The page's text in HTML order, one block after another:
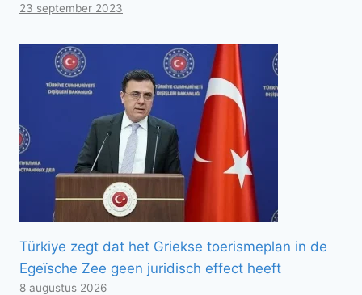
23 september 2023
Türkiye zegt dat het Griekse toerismeplan in de
Egeïsche Zee geen juridisch effect heeft
8 augustus 2026